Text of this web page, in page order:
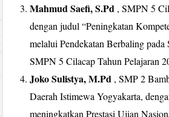
Mahmud Saefi, S.Pd , SMPN 5
dengan judul “Peningkatan
melalui Pendekatan Berbaling
SMPN 5 Cilacap Tahun Pelajaran
Joko Sulistya, M.Pd , SMP 2
Daerah Istimewa Yogyakarta,
meningkatkan Prestasi Ujian